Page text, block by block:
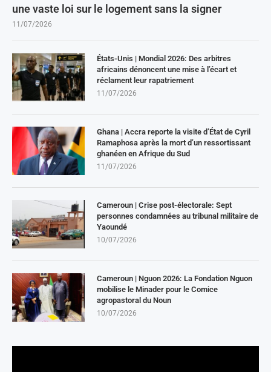
une vaste loi sur le logement sans la signer
11/07/2026
États-Unis | Mondial 2026: Des arbitres
africains dénoncent une mise à l’écart et
réclament leur rapatriement
11/07/2026
Ghana | Accra reporte la visite d’État de Cyril
Ramaphosa après la mort d’un ressortissant
ghanéen en Afrique du Sud
11/07/2026
Cameroun | Crise post-électorale: Sept
personnes condamnées au tribunal militaire de
Yaoundé
10/07/2026
Cameroun | Nguon 2026: La Fondation Nguon
mobilise le Minader pour le Comice
agropastoral du Noun
10/07/2026